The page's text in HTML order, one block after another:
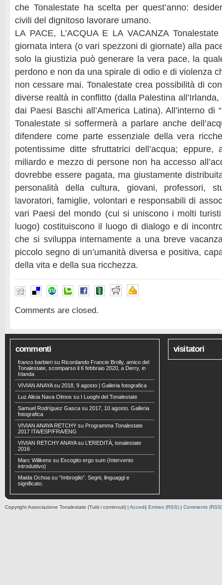
che Tonalestate ha scelta per quest’anno:
civili del dignitoso lavorare umano.
LA PACE, L’ACQUA E LA VACANZA
giornata intera (o vari spezzoni di giornate) alla
solo la giustizia può generare la vera pace, la
perdono e non da una spirale di odio e di violenza
non cessare mai. Tonalestate crea possibilità di
diverse realtà in conflitto (dalla Palestina all’Irlanda,
dai Paesi Baschi all’America Latina). All’interno di
Tonalestate si soffermerà a parlare anche
difendere come parte essenziale della vera
potentissime ditte sfruttatrici dell’acqua;
miliardo e mezzo di persone non ha accesso
dovrebbe essere pagata, ma giustamente
personalità della cultura, giovani, professori,
lavoratori, famiglie, volontari e responsabili di
vari Paesi del mondo (cui si uniscono i molti
luogo) costituiscono il luogo di dialogo e di
che si sviluppa internamente a una breve
piccolo segno di un’umanità diversa e positiva,
della vita e della sua ricchezza.
Comments are closed.
commenti
franco barbieri su Ricordando Francie Brolly, amico del
Tonalestate, scomparso il 6 febbraio 2020, a Derry, in
Irlanda
VIVIAN ANAYAsu 2018, 9 agosto | Galleria fotografica
Luz Alicia Nava Olmos su I Luoghi del Tonalestate
Samuel Rodríguez Gasca su 2017, 10 agosto. Galleria
fotografica
VIVIAN ANAYA RETCHY su Programma Tonalestate
2017 ITA/ESP/FRA/ENG
VIVIAN RETCHY ANAYAsu L’EREDITÀ, tonalestate
2016
Marc Wilikens su Escogito ergo sum (Intervento
introduttivo)
Maida Ochoa su “Imbroglio”. Segni, linguaggi e
significato.
visitatori
Copyright Associazione Tonalestate (Tutti i contenuti) | Accedi| Entries (RSS) | Comments (RSS)